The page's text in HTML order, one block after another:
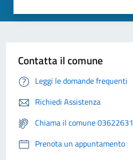
Contatta il comune
Leggi le domande frequenti
Richiedi Assistenza
Chiama il comune 03622631
Prenota un appuntamento